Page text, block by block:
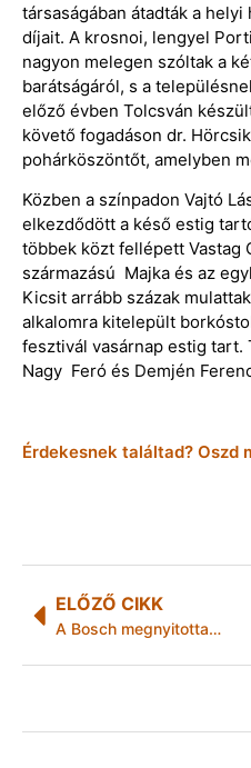
társaságában átadták a
díjait. A krosnoi, lengyel
nagyon melegen szóltak a
barátságáról, s a
előző évben Tolcsván
követő fogadáson dr.
pohárköszöntőt, amelyben
Közben a színpadon Vajtó
elkezdődött a késő estig
többek közt fellépett Vastag
származású Majka és az
Kicsit arrább százak
alkalomra kitelepült
fesztivál vasárnap estig tart.
Nagy Feró és Demjén
Érdekesnek találtad? Oszd
ELŐZŐ CIKK
A Bosch megnyitotta kibővített Budapesti Fejlesztési Központját